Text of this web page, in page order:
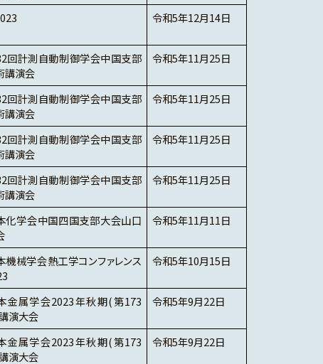
令和5年12月14日
回計測自動制御学会中国支部
講演会
令和5年11月25日
回計測自動制御学会中国支部
講演会
令和5年11月25日
回計測自動制御学会中国支部
講演会
令和5年11月25日
回計測自動制御学会中国支部
講演会
令和5年11月25日
化学会中国四国支部大会山口
令和5年11月11日
機械学会熱工学コンファレンス
令和5年10月15日
金属学会2023年秋期(第173
演大会
令和5年9月22日
金属学会2023年秋期(第173
演大会
令和5年9月22日